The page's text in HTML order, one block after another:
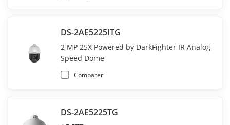
DS-2AE5225ITG
2 MP 25X Powered by DarkFighter IR Analog
Speed Dome
Comparer
DS-2AE5225TG